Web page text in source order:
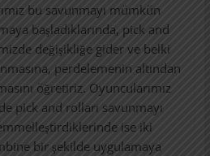
bu savunmayı mümkün
başladıklarında, pick and
değişikliğe gider ve belki
perdelemenin altından
öğretiriz. Oyuncularımız
pick and rolları savunmayı
ise iki
bir şekilde uygulamaya